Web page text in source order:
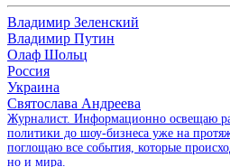
Владимир Зеленский
Владимир Путин
Олаф Шольц
Россия
Украина
Святослава Андреева
Журналист. Информационно освещаю
политики до шоу-бизнеса уже на
поглощаю все события, которые
но и мира.